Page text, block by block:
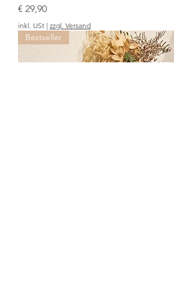
Preis
€ 29,90
inkl. USt | zzgl. Versand
Bestseller